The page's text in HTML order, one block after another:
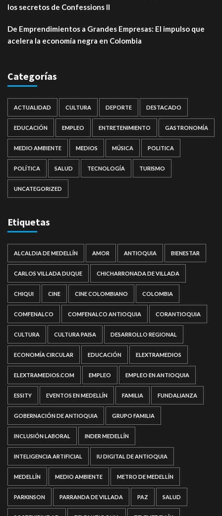
los secretos de Confessions II
De Emprendimientos a Grandes Empresas: El impulso que
acelera la economía negra en Colombia
Categorías
ACTUALIDAD CULTURA DEPORTE DESTACADO
EDUCACIÓN EMPLEO ENTRETENIMIENTO GASTRONOMÍA
MEDIO AMBIENTE MEDIOS MÚSICA POLITICA
POLÍTICA SALUD TECNOLOGÍA TURISMO
UNCATEGORIZED
Etiquetas
ALCALDIA DE MEDELLÍN AMOR ANTIOQUIA BIENESTAR
CARLOS VILLADA DUQUE CHICHARRONADA DE VILLADA
CHIQUI CINE CINE COLOMBIANO COLOMBIA
COMFENALCO COMFENALCO ANTIOQUIA CORANTIOQUIA
CULTURA CULTURA PAISA DESARROLLO REGIONAL
ECONOMÍA CIRCULAR EDUCACIÓN ELEXTRAMEDIOS
ELEXTRAMEDIOS.COM EMPLEO EMPLEO EN ANTIOQUIA
ESSITY EVENTOS EN MEDELLÍN FAMILIA FUNDALIANZA
GOBERNACIÓN DE ANTIOQUIA GRUPO FAMILIA
INCLUSIÓN LABORAL INDER MEDELLÍN
INTELIGENCIA ARTIFICIAL IU DIGITAL DE ANTIOQUIA
MEDELLÍN MEDIO AMBIENTE METRO DE MEDELLÍN
PARKINSON PARRANDA DE VILLADA PAZ SALUD